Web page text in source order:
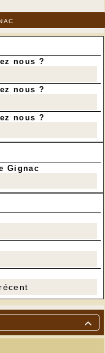

nous ?
nous ?
nous ?
Gignac